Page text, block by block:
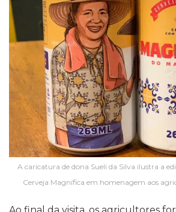
A caricatura de dona Sueli da Silva ilustra a
Cerveja Magnífica em homenagem aos